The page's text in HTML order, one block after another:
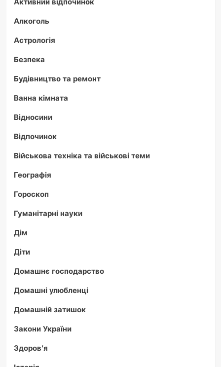
Алкоголь
Астрологія
Безпека
Будівництво та ремонт
Ванна кімната
Відносини
Відпочинок
Військова техніка та військові теми
Географія
Гороскоп
Гуманітарні науки
Дім
Діти
Домашнє господарство
Домашні улюбленці
Домашній затишок
Закони України
Здоров'я